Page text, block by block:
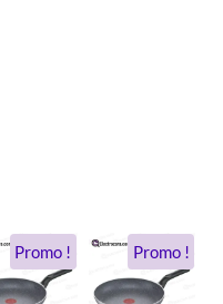
Promo !
Le
prix
initial
Le
prix
actuel
Promo !
Le
prix
Le
prix